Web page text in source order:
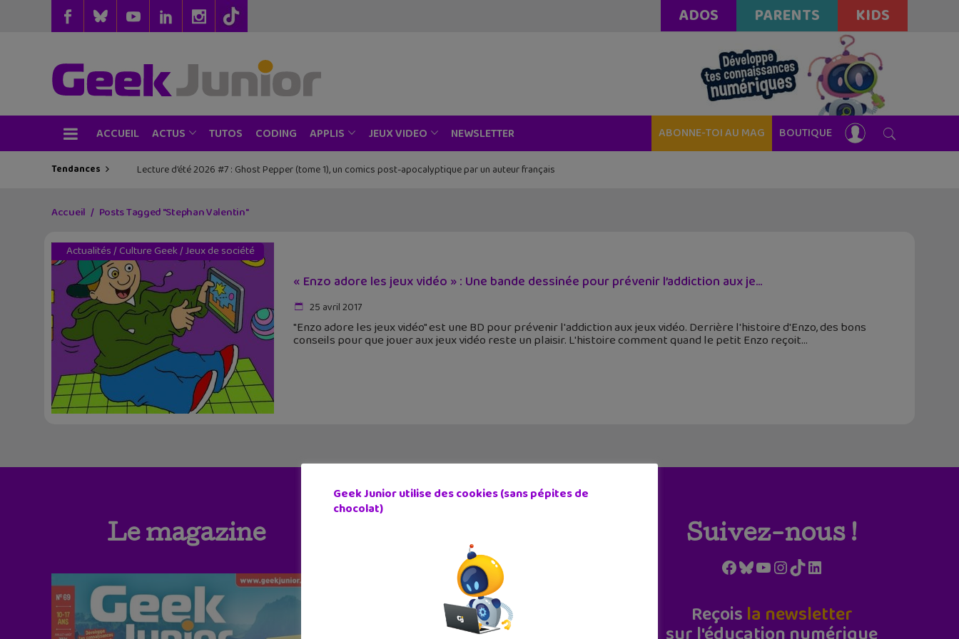
ADOS PARENTS KIDS
ACCUEIL ACTUS TUTOS CODING APPLIS JEUX VIDEO NEWSLETTER ABONNE-TOI AU MAG BOUTIQUE
Tendances Lecture d’été 2026 #7 : Ghost Pepper (tome 1), un comics post-apocalyptique par un auteur français
Accueil Posts Tagged "Stephan Valentin"
Actualités/ Culture Geek/Jeux de société
« Enzo adore les jeux vidéo » : Une bande dessinée pour prévenir l’addiction aux je...
25 avril 2017
"Enzo adore les jeux vidéo" est une BD pour prévenir l'addiction aux jeux vidéo. Derrière l'histoire d'Enzo, des bons
conseils pour que jouer aux jeux vidéo reste un plaisir. L'histoire comment quand le petit Enzo reçoit
Le magazine Suivez-nous !
Facebook
Bluesky
YouTube
Instagram
TikTokLinkedIn
Reçois la newsletter
Geek Junior utilise des cookies (sans pépites de
chocolat)